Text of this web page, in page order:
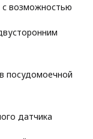
с возможностью
посудомоечной
датчика